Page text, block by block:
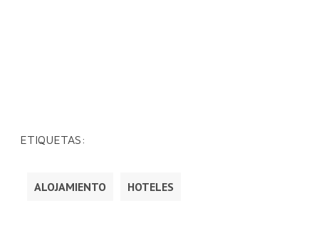
ETIQUETAS:
ALOJAMIENTO HOTELES